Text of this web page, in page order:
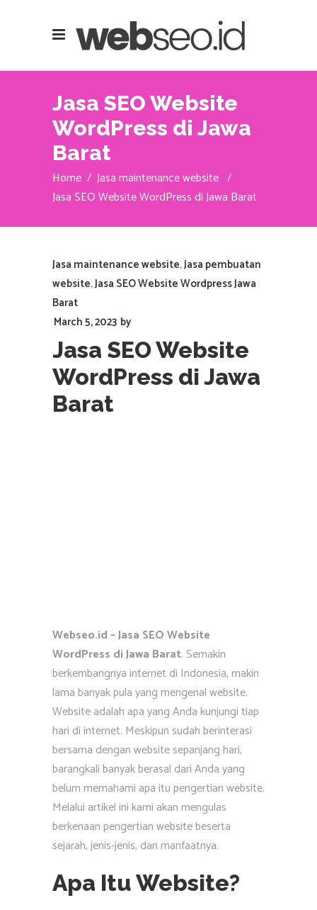
Jasa SEO Website
WordPress di Jawa
Barat
Home / Jasa maintenance website /
Jasa SEO Website WordPress di Jawa Barat
Jasa maintenance website,Jasa pembuatan
website,Jasa SEO Website Wordpress Jawa
Barat
March 5, 2023 by
Jasa SEO Website
WordPress di Jawa
Barat
Webseo.id – Jasa SEO Website
WordPress di Jawa Barat. Semakin
berkembangnya internet di Indonesia, makin
lama banyak pula yang mengenal website.
Website adalah apa yang Anda kunjungi tiap
hari di internet. Meskipun sudah berinterasi
bersama dengan website sepanjang hari,
barangkali banyak berasal dari Anda yang
belum memahami apa itu pengertian website.
Melalui artikel ini kami akan mengulas
berkenaan pengertian website beserta
sejarah, jenis-jenis, dan manfaatnya.
Apa Itu Website?